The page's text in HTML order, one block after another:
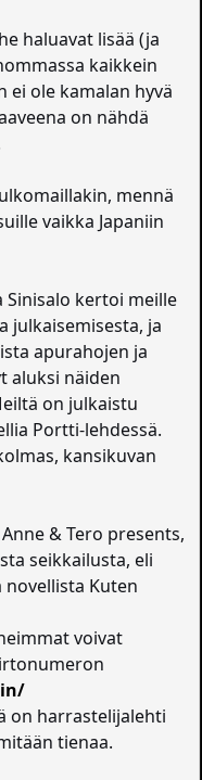
haluavat lisää (ja
kaikkein
ei ole kamalan hyvä
on nähdä
mennä
vaikka Japaniin
Sinisalo kertoi meille
julkaisemisesta, ja
apurahojen ja
aluksi näiden
on julkaistu
Portti-lehdessä.
kansikuvan
& Tero presents,
seikkailusta, eli
novellista Kuten
voivat
on harrastelijalehti
tienaa.